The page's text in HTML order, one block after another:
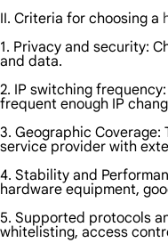
II. Criteria for choosing a
1. Privacy and security:
and data.
2. IP switching
frequent enough IP
3. Geographic
service provider with
4. Stability and
hardware equipment,
5. Supported protocols
whitelisting, access